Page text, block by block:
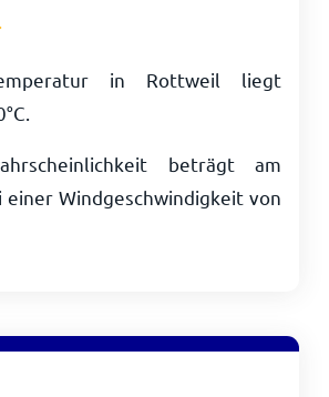
in Rottweil liegt
°C
beträgt am
einer Windgeschwindigkeit von